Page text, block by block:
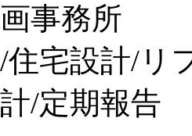
事務所
宅設計/リ
/定期報告